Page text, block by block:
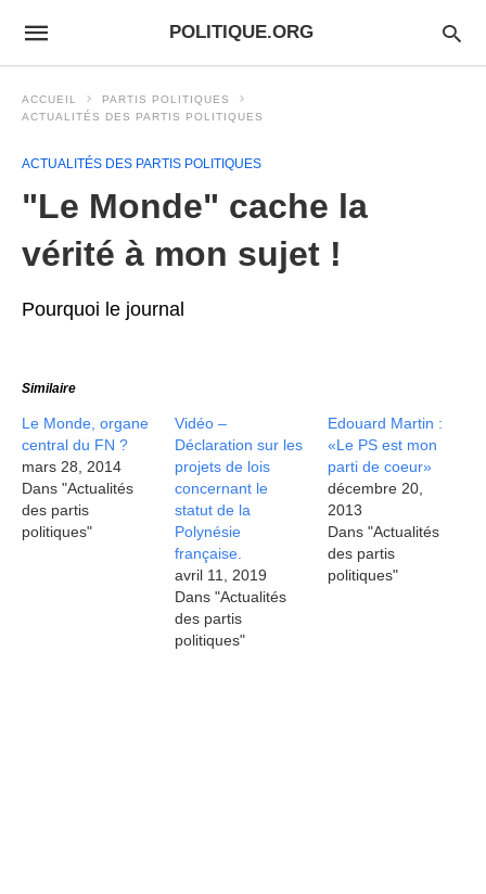
POLITIQUE.ORG
ACCUEIL
PARTIS POLITIQUES
ACTUALITÉS DES PARTIS POLITIQUES
ACTUALITÉS DES PARTIS POLITIQUES
"Le Monde" cache la
vérité à mon sujet !
Pourquoi le journal
Similaire
Le Monde, organe
central du FN ?
mars 28, 2014
Dans "Actualités
des partis
politiques"
Vidéo –
Déclaration sur les
projets de lois
concernant le
statut de la
Polynésie
française.
avril 11, 2019
Dans "Actualités
des partis
politiques"
Edouard Martin :
«Le PS est mon
parti de coeur»
décembre 20,
2013
Dans "Actualités
des partis
politiques"